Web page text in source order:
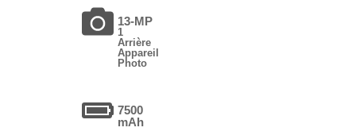
13-MP
1
Arrière
Appareil
Photo
7500
mAh